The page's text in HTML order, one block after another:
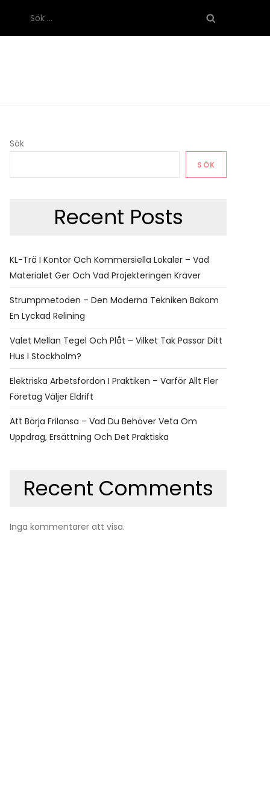
efter:
Sök
SÖK
Recent Posts
KL-Trä I Kontor Och Kommersiella Lokaler – Vad
Materialet Ger Och Vad Projekteringen Kräver
Strumpmetoden – Den Moderna Tekniken Bakom
En Lyckad Relining
Valet Mellan Tegel Och Plåt – Vilket Tak Passar Ditt
Hus I Stockholm?
Elektriska Arbetsfordon I Praktiken – Varför Allt Fler
Företag Väljer Eldrift
Att Börja Frilansa – Vad Du Behöver Veta Om
Uppdrag, Ersättning Och Det Praktiska
Recent Comments
Inga kommentarer att visa.